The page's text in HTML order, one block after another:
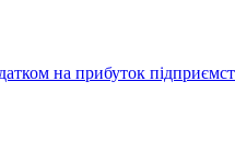
на прибуток